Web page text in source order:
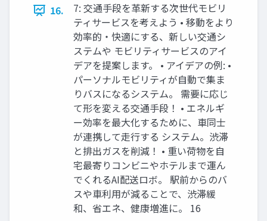
16.
7: 交通手段を革新する次世代モビリ
ティサービスを考えよう • 移動をより
効率的・快適にする、新しい交通シ
ステムや モビリティサービスのアイ
デアを提案します。 • アイデアの例: •
パーソナルモビリティが自動で集ま
りバスになるシステム。 需要に応じ
て形を変える交通手段！ • エネルギ
ー効率を最大化するために、車同士
が連携して走行する システム。渋滞
と排出ガスを削減！ • 重い荷物を自
宅最寄りコンビニやホテルまで運ん
でくれるAI配送ロボ。 駅前からのバ
スや車利用が減ることで、渋滞緩
和、省エネ、健康増進に。 16